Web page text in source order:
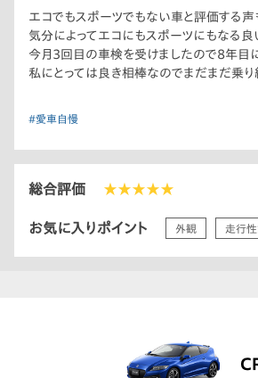
エコでもスポーツでもない車と評価する声
気分によってエコにもスポーツにもなる良
今月3回目の車検を受けましたので8年目に
私にとっては良き相棒なのでまだまだ乗り
#愛車自慢
総合評価 ★★★★★
お気に入りポイント 外観 走行